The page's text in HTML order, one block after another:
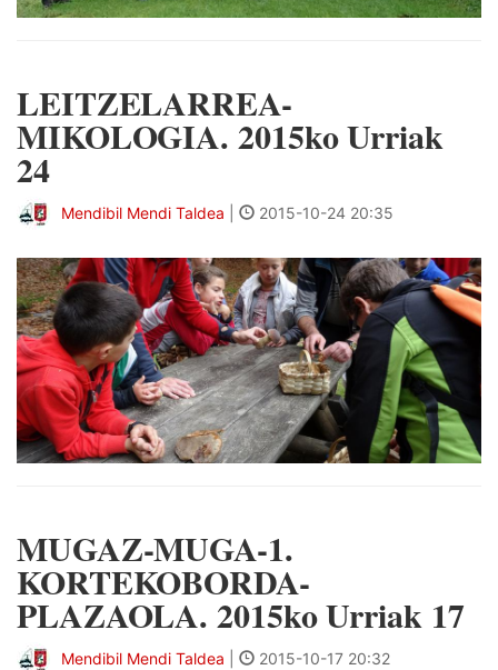
LEITZELARREA-
MIKOLOGIA. 2015ko Urriak
24
Mendibil Mendi Taldea 2015-10-24 20:35
MUGAZ-MUGA-1.
KORTEKOBORDA-
PLAZAOLA. 2015ko Urriak 17
Mendibil Mendi Taldea 2015-10-17 20:32